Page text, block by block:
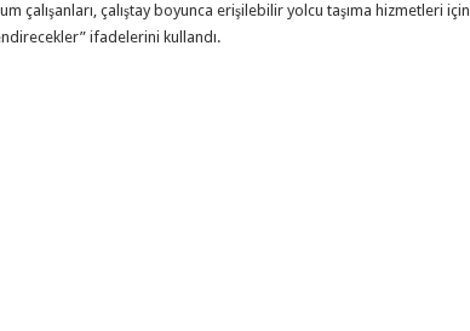
çalışanları, çalıştay boyunca erişilebilir yolcu taşıma hizmetleri için
ifadelerini kullandı.